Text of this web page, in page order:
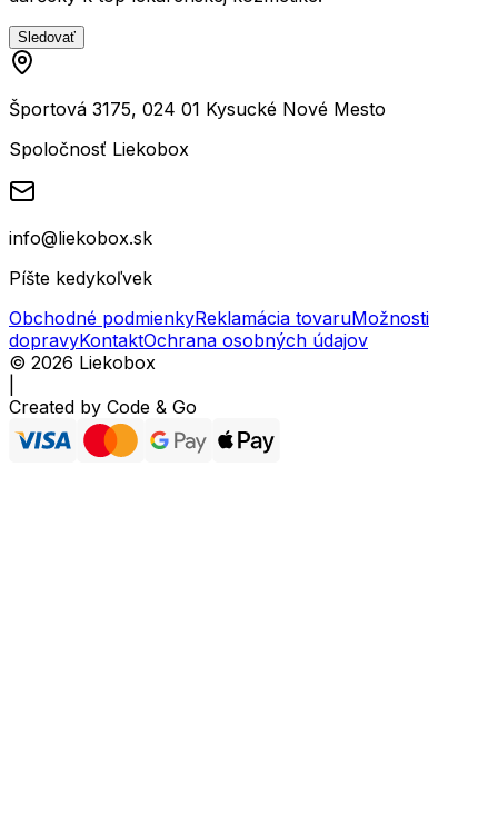
Sledovať
Športová 3175, 024 01 Kysucké Nové Mesto
Spoločnosť Liekobox
info@liekobox.sk
Píšte kedykoľvek
Obchodné podmienkyReklamácia tovaruMožnosti
dopravyKontaktOchrana osobných údajov
© 2026 Liekobox
Created by Code & Go